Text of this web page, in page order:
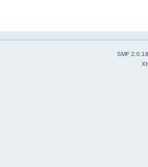
SMF 2.0.18